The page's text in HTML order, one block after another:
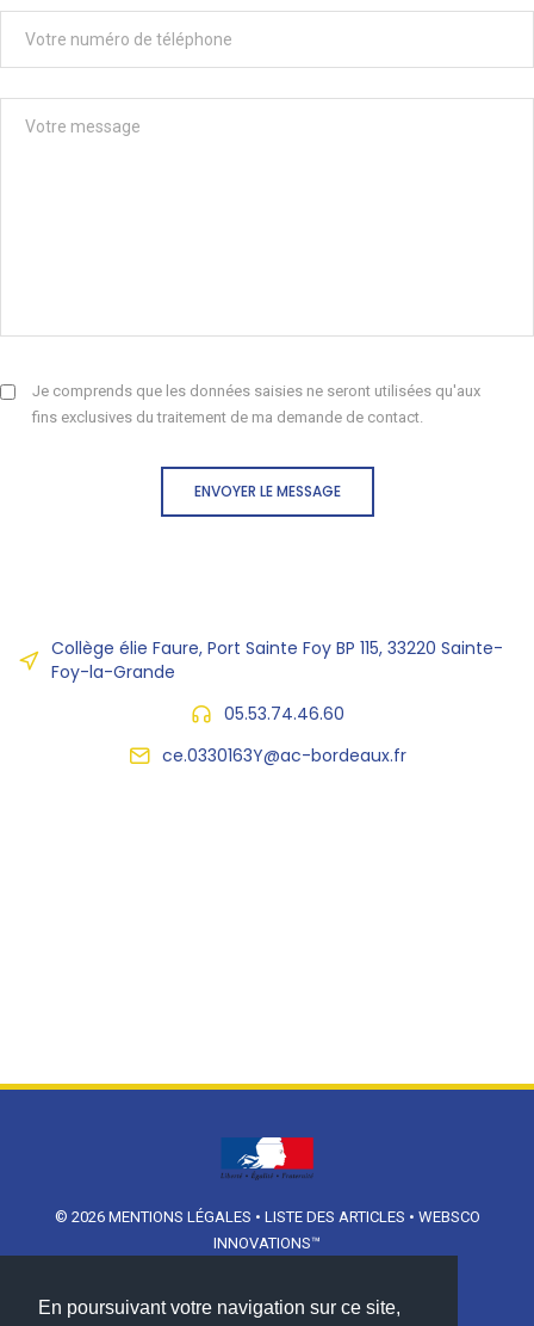
En poursuivant votre navigation sur ce site,
Je comprends que les données saisies ne seront utilisées qu'aux
fins exclusives du traitement de ma demande de contact.
ENVOYER LE MESSAGE
Collège élie Faure, Port Sainte Foy BP 115, 33220 Sainte-
Foy-la-Grande
05.53.74.46.60
ce.0330163Y@ac-bordeaux.fr
© 2026 MENTIONS LÉGALES • LISTE DES ARTICLES • WEBSCO
INNOVATIONS™